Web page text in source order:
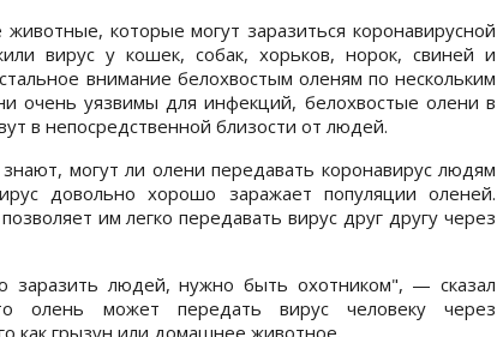
которые могут заразиться коронавирусной
вирус у кошек, собак, хорьков, норок, свиней и
внимание белохвостым оленям по нескольким
очень уязвимы для инфекций, белохвостые олени в
в непосредственной близости от людей.
могут ли олени передавать коронавирус людям
довольно хорошо заражает популяции оленей.
им легко передавать вирус друг другу через
заразить людей, нужно быть охотником", — сказал
олень может передать вирус человеку через
как грызун или домашнее животное.